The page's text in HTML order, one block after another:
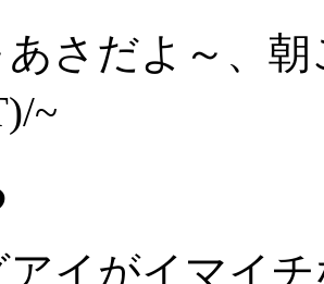
あさだよ～、
~
イがイマイ